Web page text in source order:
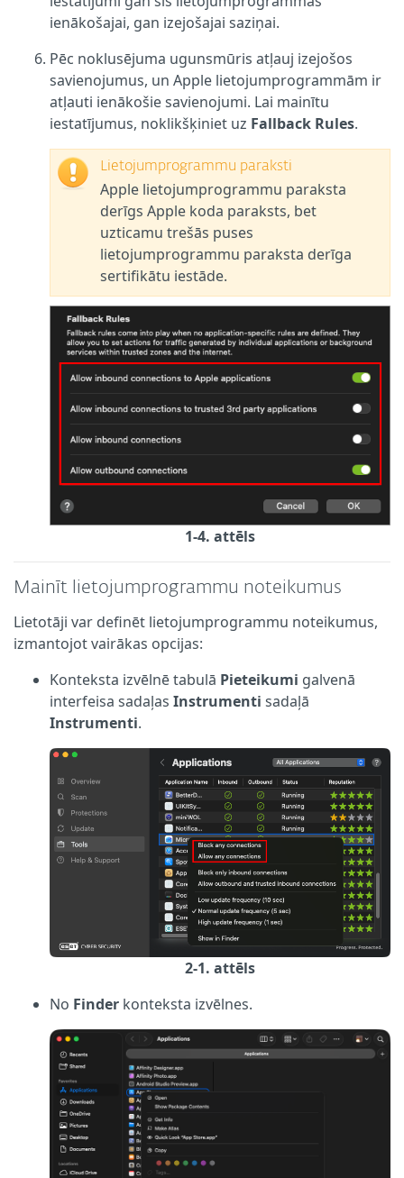
ienākošajai, gan izejošajai saziņai.
Pēc noklusējuma ugunsmūris atļauj izejošos
savienojumus, un Apple lietojumprogrammām ir
atļauti ienākošie savienojumi. Lai mainītu
iestatījumus, noklikšķiniet uz Fallback Rules.
Lietojumprogrammu paraksti
Apple lietojumprogrammu paraksta
derīgs Apple koda paraksts, bet
uzticamu trešās puses
lietojumprogrammu paraksta derīga
sertifikātu iestāde.
1-4. attēls
Mainīt lietojumprogrammu noteikumus
Lietotāji var definēt lietojumprogrammu noteikumus,
izmantojot vairākas opcijas:
Konteksta izvēlnē tabulā Pieteikumi galvenā
interfeisa sadaļas Instrumenti sadaļā
Instrumenti.
2-1. attēls
No Finder konteksta izvēlnes.